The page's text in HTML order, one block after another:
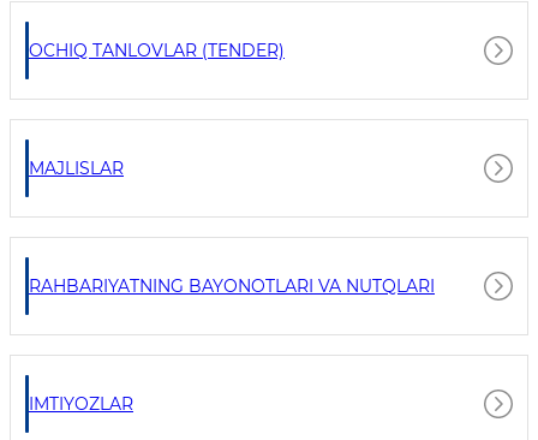
OCHIQ TANLOVLAR (TENDER)
MAJLISLAR
RAHBARIYATNING BAYONOTLARI VA NUTQLARI
IMTIYOZLAR